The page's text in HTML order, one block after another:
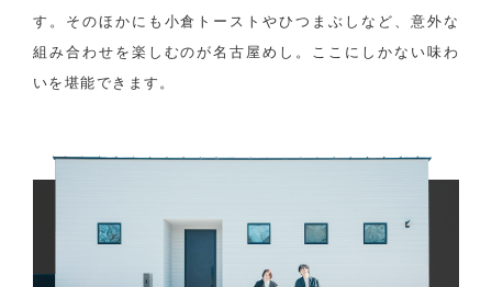
す。そのほかにも小倉トーストやひつまぶしなど、意外な
組み合わせを楽しむのが名古屋めし。ここにしかない味わ
いを堪能できます。